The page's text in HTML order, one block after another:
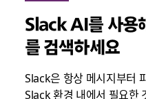
Slack AI를 사용
를 검색하세요
Slack은 항상 메시지부터
Slack 환경 내에서 필요한